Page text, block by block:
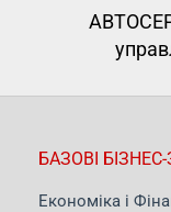
БАЗОВІ
Економіка і